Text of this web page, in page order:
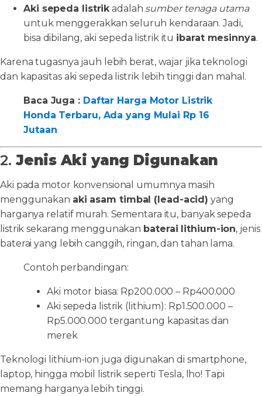
Aki sepeda listrikadalah sumber tenaga utama
untuk menggerakkan seluruh kendaraan. Jadi,
bisa dibilang, aki sepeda listrik itu ibarat mesinnya.
Karena tugasnya jauh lebih berat, wajar jika teknologi
dan kapasitas aki sepeda listrik lebih tinggi dan mahal.
Baca Juga : Daftar Harga Motor Listrik
Honda Terbaru, Ada yang Mulai Rp 16
Jutaan
2. Jenis Aki yang Digunakan
Aki pada motor konvensional umumnya masih
menggunakan aki asam timbal (lead-acid) yang
harganya relatif murah. Sementara itu, banyak sepeda
listrik sekarang menggunakan baterai lithium-ion, jenis
baterai yang lebih canggih, ringan, dan tahan lama.
Contoh perbandingan:
Aki motor biasa: Rp200.000 – Rp400.000
Aki sepeda listrik (lithium): Rp1.500.000 –
Rp5.000.000 tergantung kapasitas dan
merek
Teknologi lithium-ion juga digunakan di smartphone,
laptop, hingga mobil listrik seperti Tesla, lho! Tapi
memang harganya lebih tinggi.